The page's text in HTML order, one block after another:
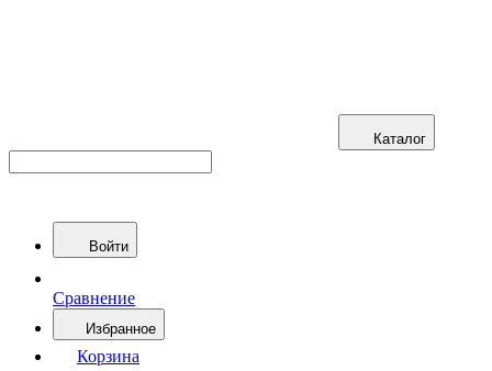
Каталог
Войти
Сравнение
Избранное
Корзина